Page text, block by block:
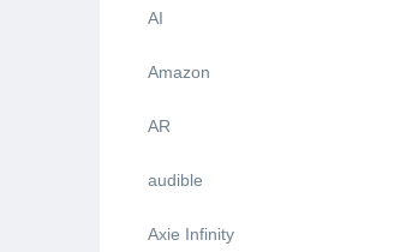
AI
Amazon
AR
audible
Axie Infinity